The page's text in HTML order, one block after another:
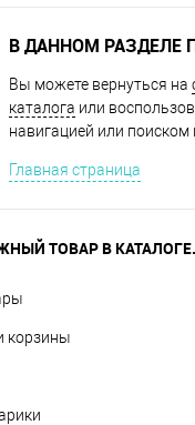
В ДАННОМ РАЗДЕЛЕ
Вы можете вернуться на
каталога или
навигацией или поиском
Главная страница
ТОВАР В КАТАЛОГЕ.
корзины